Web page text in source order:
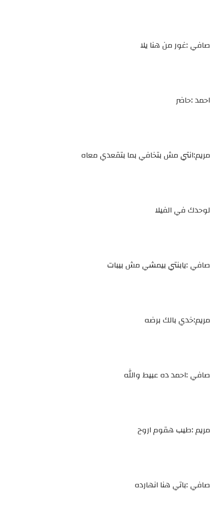
صافي :غور من هنا يلا
احمد :حاضر
مريم:انتي مش بتخافي بما بتقعدي معاه
لوحدك في الفيلا
صافي :يابنتي بيمشي مش بيبات
مريم:خدي بالك برضه
صافي :احمد ده عبيط والله
مريم :طيب هقوم اروح
صافي :باتي هنا انهارده